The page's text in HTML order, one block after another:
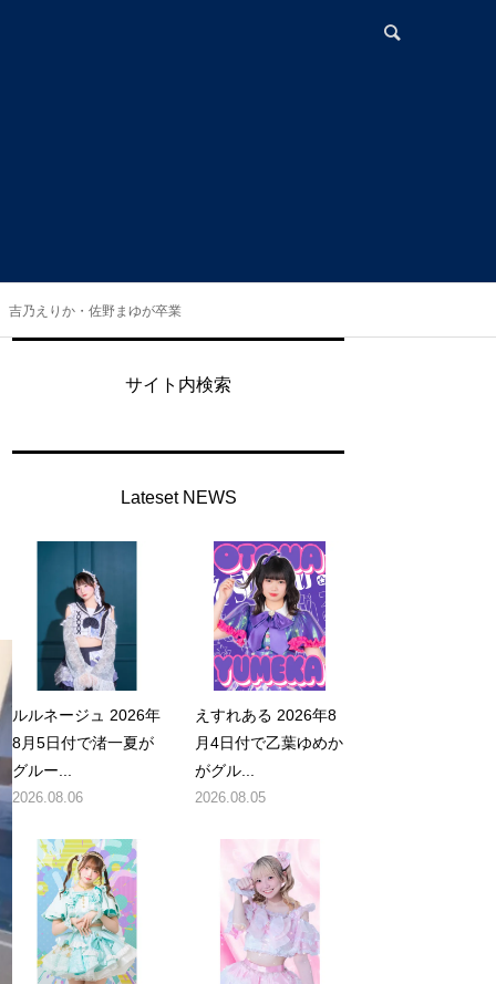
吉乃えりか・佐野まゆが卒業
サイト内検索
Lateset NEWS
ルルネージュ 2026年
8月5日付で渚一夏が
グルー...
2026.08.06
えすれある 2026年8
月4日付で乙葉ゆめか
がグル...
2026.08.05